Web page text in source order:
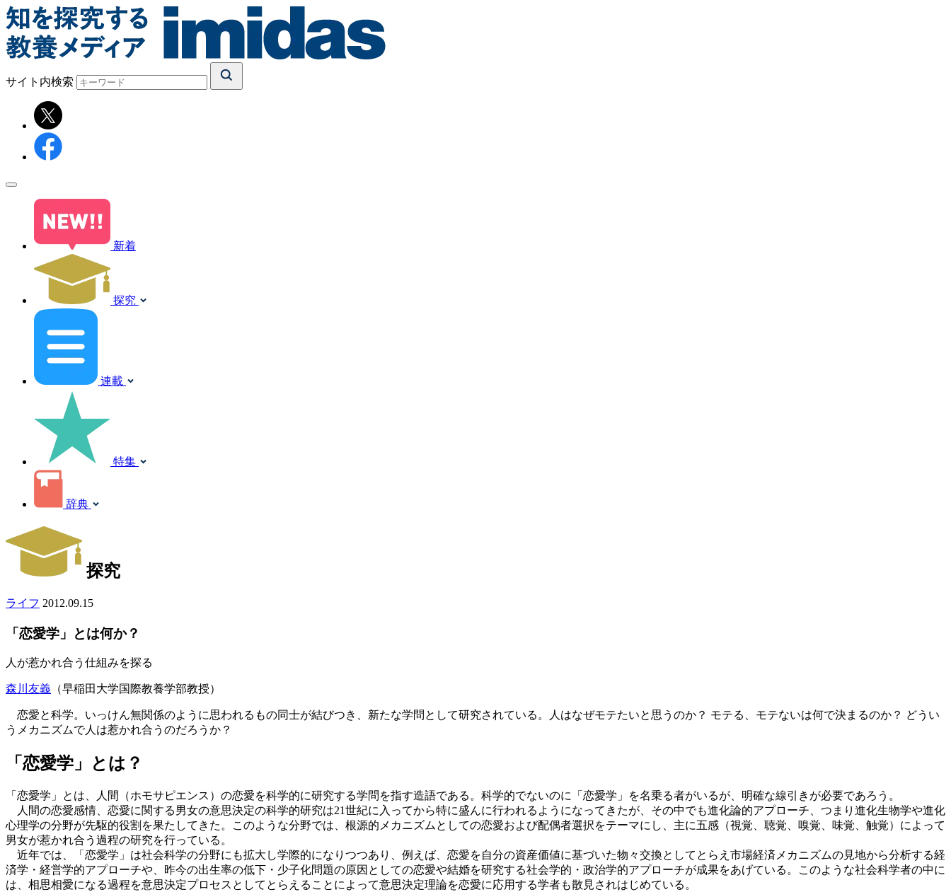
サイト内検索
新着
探究
連載
特集
辞典
探究
ライフ 2012.09.15
「恋愛学」とは何か？
人が惹かれ合う仕組みを探る
森川友義 （早稲田大学国際教養学部教授）
恋愛と科学。いっけん無関係のように思われるもの同士が結びつき、新たな学問として研究されている。人はなぜモテたいと思うのか？ モテる、モテないは何で決まるのか？ どうい
うメカニズムで人は惹かれ合うのだろうか？
「恋愛学」とは？
「恋愛学」とは、人間（ホモサピエンス）の恋愛を科学的に研究する学問を指す造語である。科学的でないのに「恋愛学」を名乗る者がいるが、明確な線引きが必要であろう。
人間の恋愛感情、恋愛に関する男女の意思決定の科学的研究は21世紀に入ってから特に盛んに行われるようになってきたが、その中でも進化論的アプローチ、つまり進化生物学や進化
心理学の分野が先駆的役割を果たしてきた。このような分野では、根源的メカニズムとしての恋愛および配偶者選択をテーマにし、主に五感（視覚、聴覚、嗅覚、味覚、触覚）によって
男女が惹かれ合う過程の研究を行っている。
近年では、「恋愛学」は社会科学の分野にも拡大し学際的になりつつあり、例えば、恋愛を自分の資産価値に基づいた物々交換としてとらえ市場経済メカニズムの見地から分析する経
済学・経営学的アプローチや、昨今の出生率の低下・少子化問題の原因としての恋愛や結婚を研究する社会学的・政治学的アプローチが成果をあげている。このような社会科学者の中に
は、相思相愛になる過程を意思決定プロセスとしてとらえることによって意思決定理論を恋愛に応用する学者も散見されはじめている。